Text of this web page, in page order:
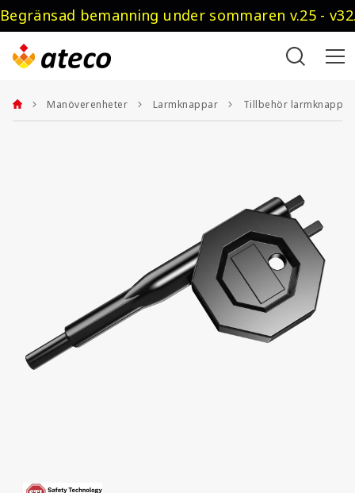
Begränsad bemanning under sommaren v.25 -
Manöverenheter Larmknappar Tillbehör larmknappar